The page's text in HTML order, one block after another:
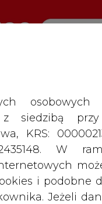
osobowych
siedzibą
KRS:
W
i podobne
Jeżeli